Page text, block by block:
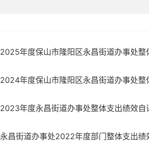
2025年度保山市隆阳区永昌街道办事处整
​2024年度保山市隆阳区永昌街道办事处整
​2023年度永昌街道办事处整体支出绩效自
永昌街道办事处2022年度部门整体支出绩